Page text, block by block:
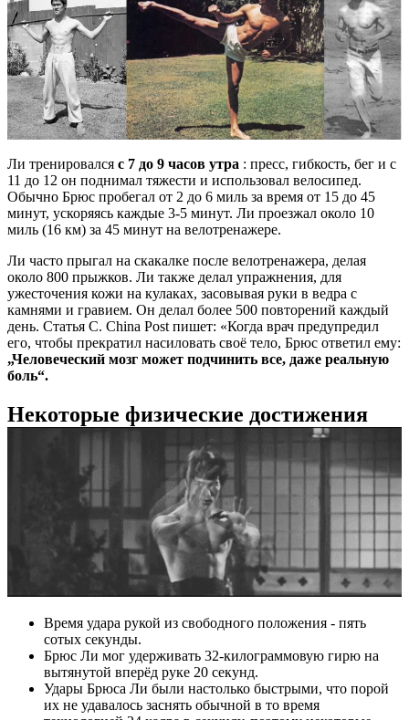
Ли тренировался с 7 до 9 часов утра : пресс, гибкость, бег и с
11 до 12 он поднимал тяжести и использовал велосипед.
Обычно Брюс пробегал от 2 до 6 миль за время от 15 до 45
минут, ускоряясь каждые 3-5 минут. Ли проезжал около 10
миль (16 км) за 45 минут на велотренажере.
Ли часто прыгал на скакалке после велотренажера, делая
около 800 прыжков. Ли также делал упражнения, для
ужесточения кожи на кулаках, засовывая руки в ведра с
камнями и гравием. Он делал более 500 повторений каждый
день. Статья С. China Post пишет: «Когда врач предупредил
его, чтобы прекратил насиловать своё тело, Брюс ответил ему:
„Человеческий мозг может подчинить все, даже реальную
боль“.
Некоторые физические достижения
Время удара рукой из свободного положения - пять
сотых секунды.
Брюс Ли мог удерживать 32-килограммовую гирю на
вытянутой вперёд руке 20 секунд.
Удары Брюса Ли были настолько быстрыми, что порой
их не удавалось заснять обычной в то время